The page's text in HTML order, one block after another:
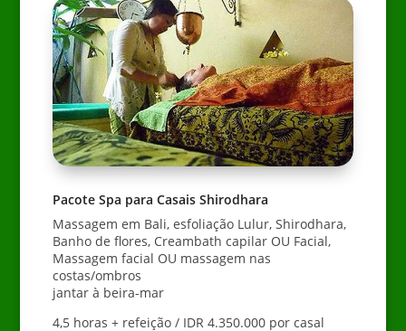
Pacote Spa para Casais Shirodhara
Massagem em Bali, esfoliação Lulur, Shirodhara,
Banho de flores, Creambath capilar OU Facial,
Massagem facial OU massagem nas
costas/ombros
jantar à beira-mar
4,5 horas + refeição / IDR 4.350.000 por casal